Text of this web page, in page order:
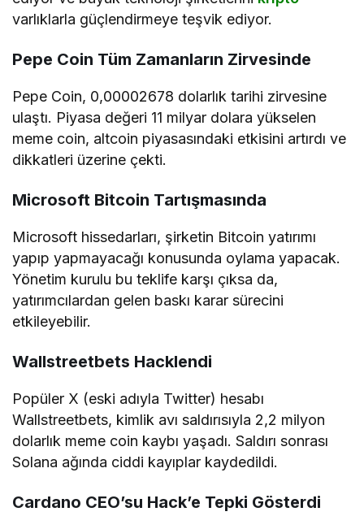
varlıklarla güçlendirmeye teşvik ediyor.
Pepe Coin Tüm Zamanların Zirvesinde
Pepe Coin, 0,00002678 dolarlık tarihi zirvesine
ulaştı. Piyasa değeri 11 milyar dolara yükselen
meme coin, altcoin piyasasındaki etkisini artırdı ve
dikkatleri üzerine çekti.
Microsoft Bitcoin Tartışmasında
Microsoft hissedarları, şirketin Bitcoin yatırımı
yapıp yapmayacağı konusunda oylama yapacak.
Yönetim kurulu bu teklife karşı çıksa da,
yatırımcılardan gelen baskı karar sürecini
etkileyebilir.
Wallstreetbets Hacklendi
Popüler X (eski adıyla Twitter) hesabı
Wallstreetbets, kimlik avı saldırısıyla 2,2 milyon
dolarlık meme coin kaybı yaşadı. Saldırı sonrası
Solana ağında ciddi kayıplar kaydedildi.
Cardano CEO’su Hack’e Tepki Gösterdi